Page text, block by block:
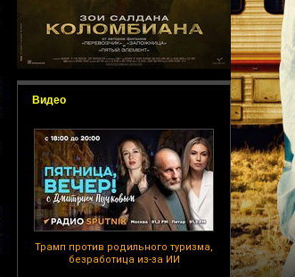
Видео
Трамп против родильного туризма,
безработица из-за ИИ